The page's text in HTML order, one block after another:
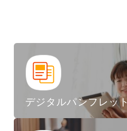
デジタルパンフレット